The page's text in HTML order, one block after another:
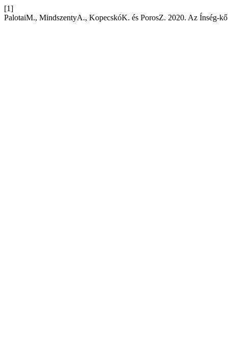
[1]
PalotaiM., MindszentyA., KopecskóK. és PorosZ. 2020. Az Ínség-